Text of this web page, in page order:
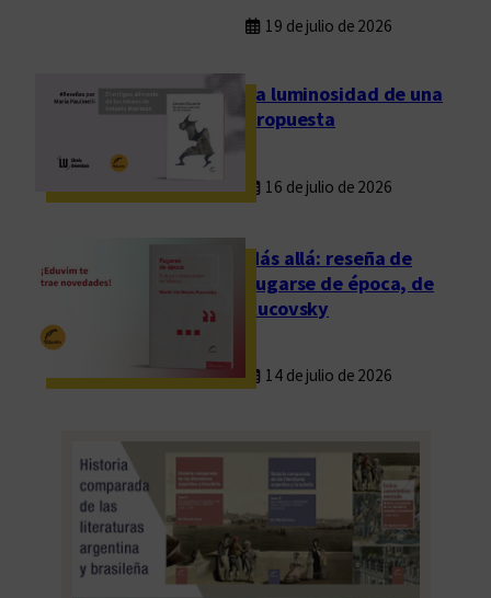
”
19 de julio de 2026
La luminosidad de una
propuesta
16 de julio de 2026
Más allá: reseña de
Fugarse de época, de
Rucovsky
14 de julio de 2026